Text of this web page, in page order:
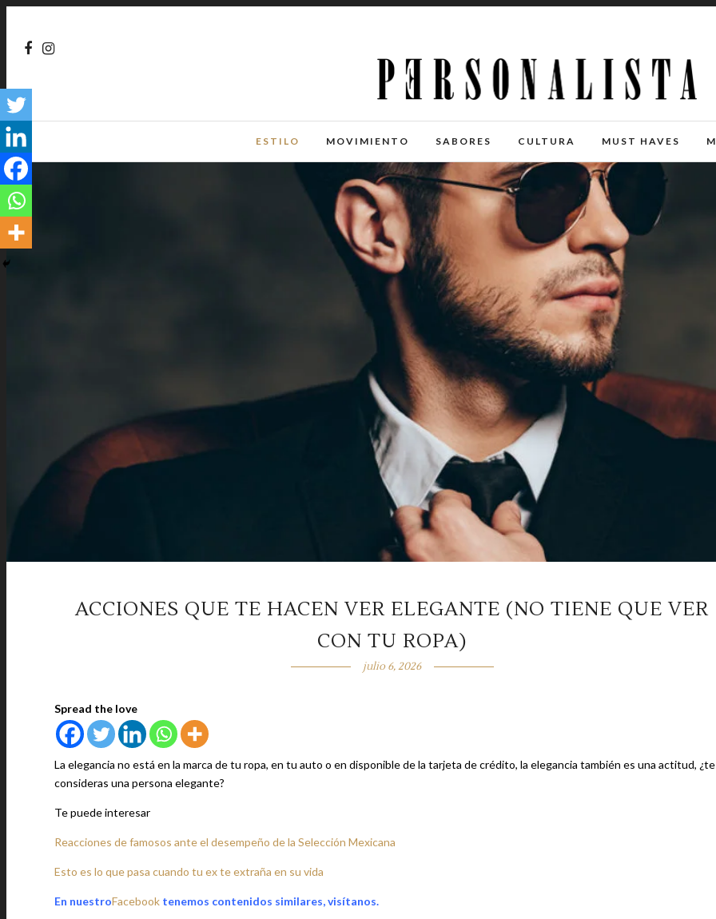
ESTILO MOVIMIENTO SABORES CULTURA MUST HAVES
ACCIONES QUE TE HACEN VER ELEGANTE (NO TIENE QUE VER
CON TU ROPA)
julio 6, 2026
Spread the love
La elegancia no está en la marca de tu ropa, en tu auto o en disponible de la tarjeta de crédito, la elegancia también es una actitud, ¿te
consideras una persona elegante?
Te puede interesar
Reacciones de famosos ante el desempeño de la Selección Mexicana
Esto es lo que pasa cuando tu ex te extraña en su vida
En nuestroFacebook tenemos contenidos similares, visítanos.